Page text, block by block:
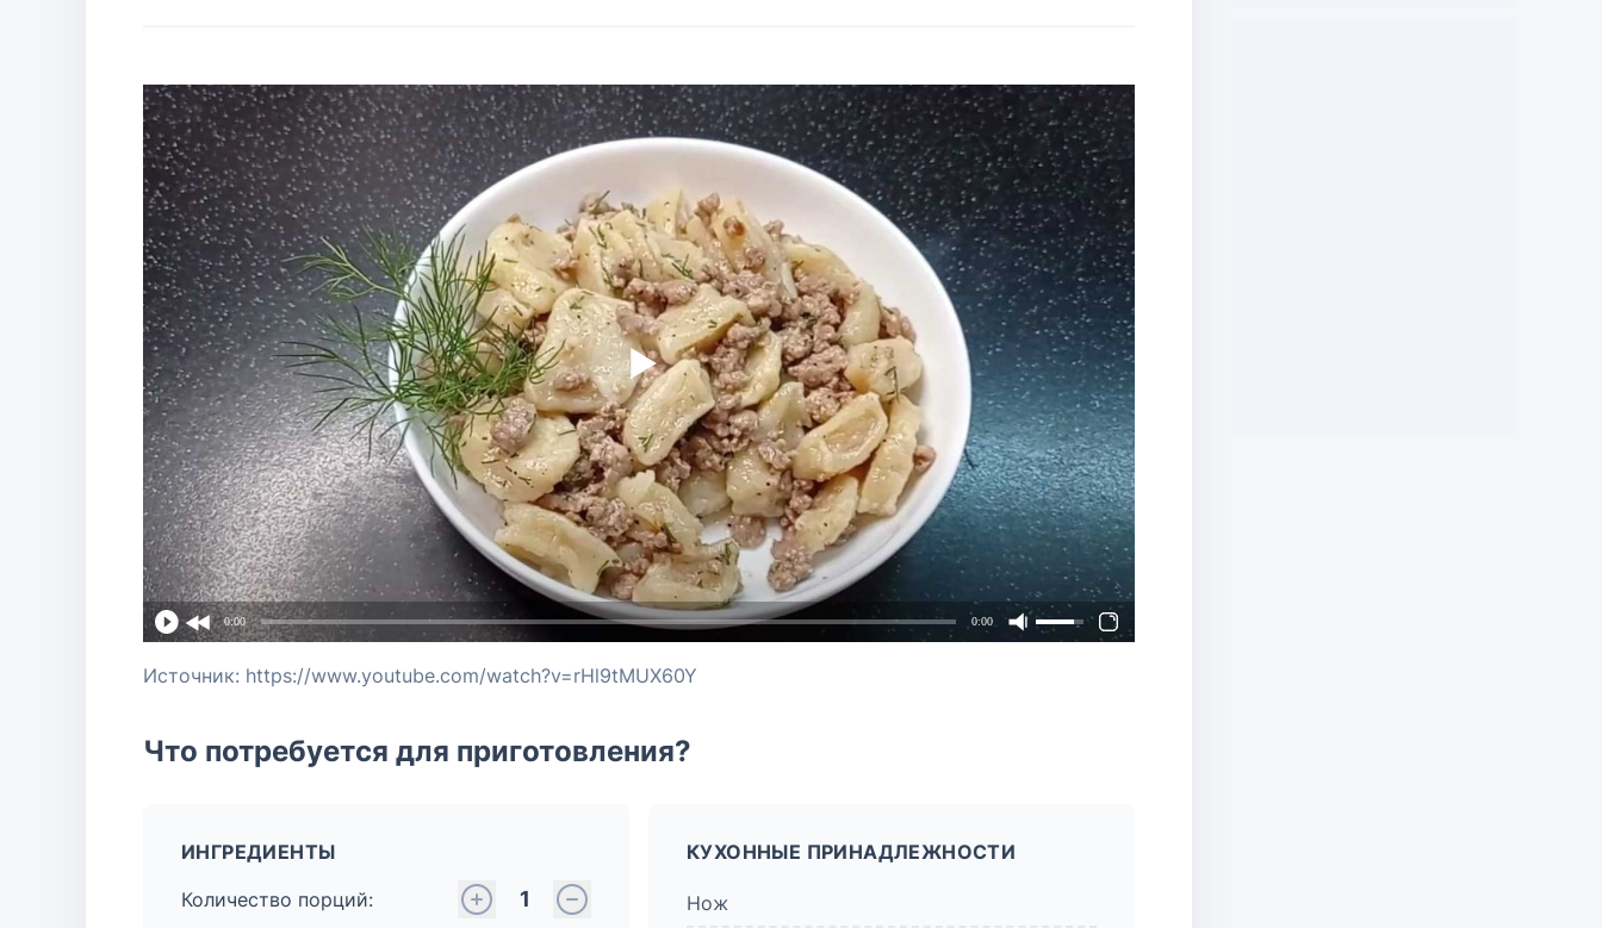
0:00 0:00
Источник: https://www.youtube.com/watch?v=rHl9tMUX60Y
Что потребуется для приготовления?
ИНГРЕДИЕНТЫ
Количество порций:
1
КУХОННЫЕ ПРИНАДЛЕЖНОСТИ
Нож